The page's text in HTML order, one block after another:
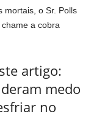
mortais, o Sr. Polls
a cobra
artigo:
medo
no